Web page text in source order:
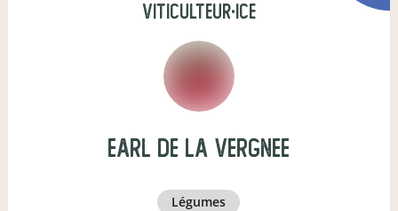
viticulteur·ice
earl de la vergnee
légumes